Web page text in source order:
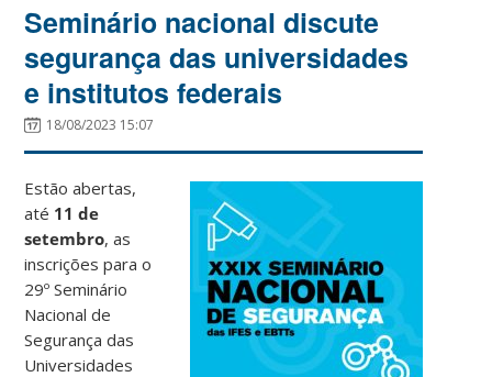
Seminário nacional discute
segurança das universidades
e institutos federais
18/08/2023 15:07
Estão abertas,
até 11 de
setembro, as
inscrições para o
29º Seminário
Nacional de
Segurança das
Universidades